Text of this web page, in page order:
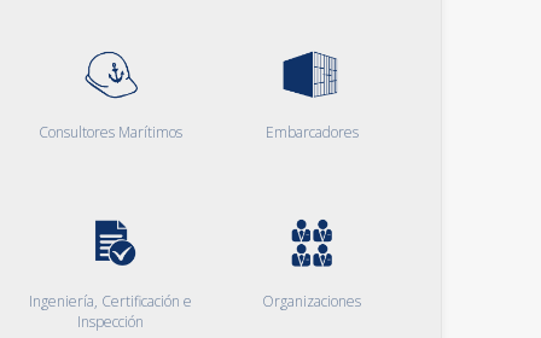
Consultores Marítimos Embarcadores
Ingeniería, Certificación e
Inspección
Organizaciones